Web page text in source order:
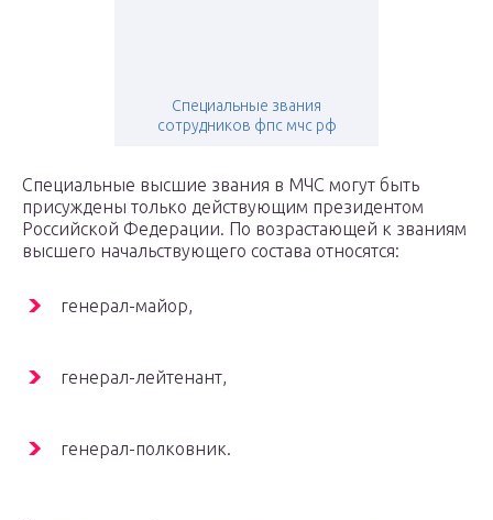
Специальные звания
сотрудников фпс мчс рф
Специальные высшие звания в МЧС могут быть
присуждены только действующим президентом
Российской Федерации. По возрастающей к званиям
высшего начальствующего состава относятся:
генерал-майор,
генерал-лейтенант,
генерал-полковник.